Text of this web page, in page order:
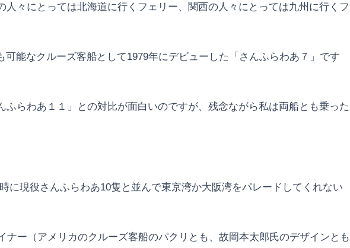
々にとっては北海道に行くフェリー、関西の人々にとっては九州に行くフ
能なクルーズ客船として1979年にデビューした「さんふらわあ７」です
らわあ１１」との対比が面白いのですが、残念ながら私は両船とも乗った
現役さんふらわあ10隻と並んで東京湾か大阪湾をパレードしてくれない
ー（アメリカのクルーズ客船のパクリとも、故岡本太郎氏のデザインとも